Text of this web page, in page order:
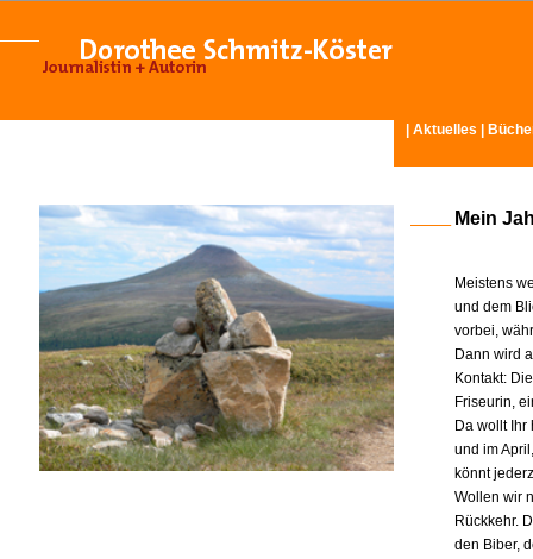
Aktuelles
Mein
Meistens
und dem
vorbei,
Dann wird
Kontakt:
Friseurin,
Da wollt
und im
könnt
Wollen wir
Rückkehr.
den Biber,